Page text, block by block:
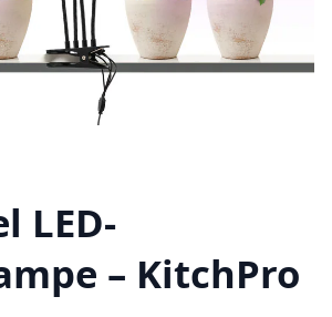
LED-
– KitchPro